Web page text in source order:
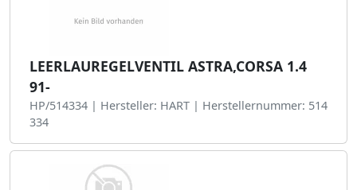
LEERLAUREGELVENTIL ASTRA,CORSA 1.4
91-
HP/514334 | Hersteller: HART | Herstellernummer: 514
334